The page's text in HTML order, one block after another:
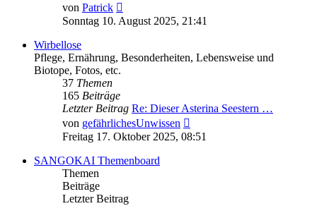
von Patrick
Beitrag
Sonntag 10. August 2025, 21:41
Wirbellose
Pflege, Ernährung, Besonderheiten, Lebensweise und
Biotope, Fotos, etc.
37 Themen
165 Beiträge
Letzter Beitrag Re: Dieser Asterina Seestern …
von gefährlichesUnwissen
Beitrag
Freitag 17. Oktober 2025, 08:51
SANGOKAI Themenboard
Themen
Beiträge
Letzter Beitrag